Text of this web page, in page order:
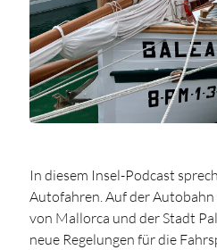
In diesem Insel-Podcast
Autofahren. Auf der
von Mallorca und der Stadt
neue Regelungen für die